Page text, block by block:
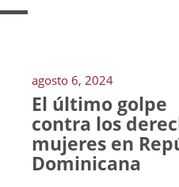
agosto 6, 2024
El último golpe
contra los
mujeres en
Dominicana